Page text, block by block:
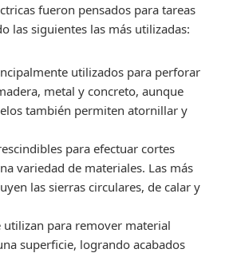
fueron pensados para tareas
las siguientes las más utilizadas:
utilizados para perforar
metal y concreto, aunque
también permiten atornillar y
para efectuar cortes
variedad de materiales. Las más
las sierras circulares, de calar y
utilizan para remover material
superficie, logrando acabados